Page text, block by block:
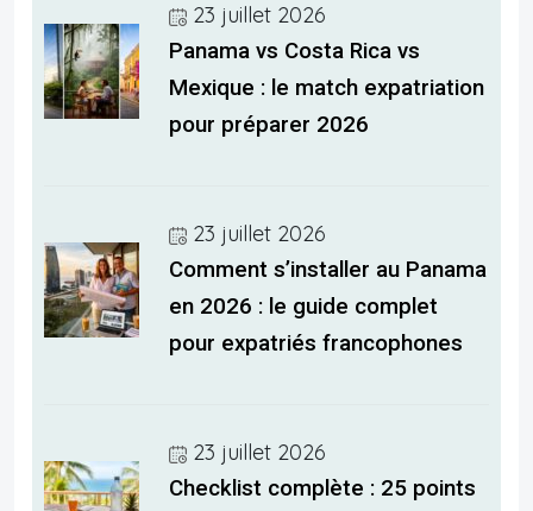
23 juillet 2026
Panama vs Costa Rica vs
Mexique : le match expatriation
pour préparer 2026
23 juillet 2026
Comment s’installer au Panama
en 2026 : le guide complet
pour expatriés francophones
23 juillet 2026
Checklist complète : 25 points